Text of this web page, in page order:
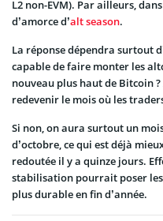
L2 non-EVM). Par ailleurs,
d’amorce d’alt season.
La réponse dépendra surtout
capable de faire monter les
nouveau plus haut de Bitcoin
redevenir le mois où les
Si non, on aura surtout un
d’octobre, ce qui est déjà
redoutée il y a quinze jours.
stabilisation pourrait poser les
plus durable en fin d’année.